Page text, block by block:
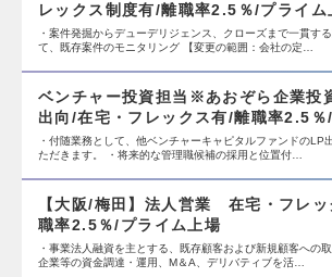
レックス制度有/離職率2.5％/プライム
・案件発掘からデューデリジェンス、クローズまで一貫す
て、既存案件のモニタリング 【変更の範囲：会社の定…
ベンチャー投資担当※あおぞら企業投
出向/在宅・フレックス有/離職率2.5％
・付随業務として、他ベンチャーキャピタルファンドのLP
ただきます。 ・将来的な管理職候補の採用と位置付…
【大阪/梅田】法人営業 在宅・フレ
職率2.5％/プライム上場
・事業法人融資を主とする、既存顧客および新規顧客への
企業等の資金調達・運用、M＆A、デリバティブを活…